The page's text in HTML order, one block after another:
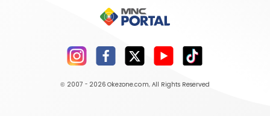
© 2007 - 2026 Okezone.com, All Rights Reserved